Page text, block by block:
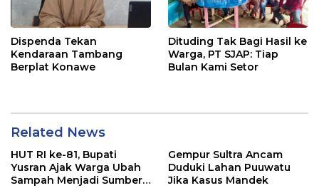
Dispenda Tekan
Kendaraan Tambang
Berplat Konawe
Dituding Tak Bagi Hasil ke
Warga, PT SJAP: Tiap
Bulan Kami Setor
Related News
HUT RI ke-81, Bupati
Yusran Ajak Warga Ubah
Sampah Menjadi Sumber
Gempur Sultra Ancam
Duduki Lahan Puuwatu
Jika Kasus Mandek